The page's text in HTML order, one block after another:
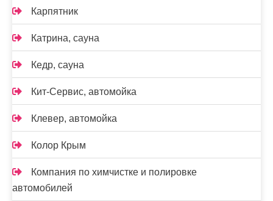
Карпятник
Катрина, сауна
Кедр, сауна
Кит-Сервис, автомойка
Клевер, автомойка
Колор Крым
Компания по химчистке и полировке
автомобилей